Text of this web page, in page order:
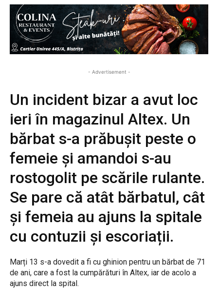
- Advertisement -
Un incident bizar a avut loc
ieri în magazinul Altex. Un
bărbat s-a prăbușit peste o
femeie și amandoi s-au
rostogolit pe scările rulante.
Se pare că atât bărbatul, cât
și femeia au ajuns la spitale
cu contuzii și escoriații.
Marți 13 s-a dovedit a fi cu ghinion pentru un bărbat de 71
de ani, care a fost la cumpărături în Altex, iar de acolo a
ajuns direct la spital.